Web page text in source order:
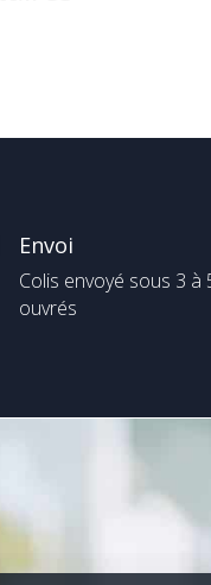
Envoi
Colis envoyé sous 3 à
ouvrés